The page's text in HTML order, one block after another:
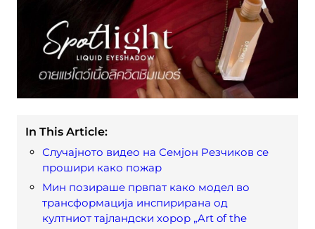
In This Article:
Случајното видео на Семјон Резчиков се
прошири како пожар
Мин позираше првпат како модел во
трансформација инспирирана од
култниот тајландски хорор „Art of the